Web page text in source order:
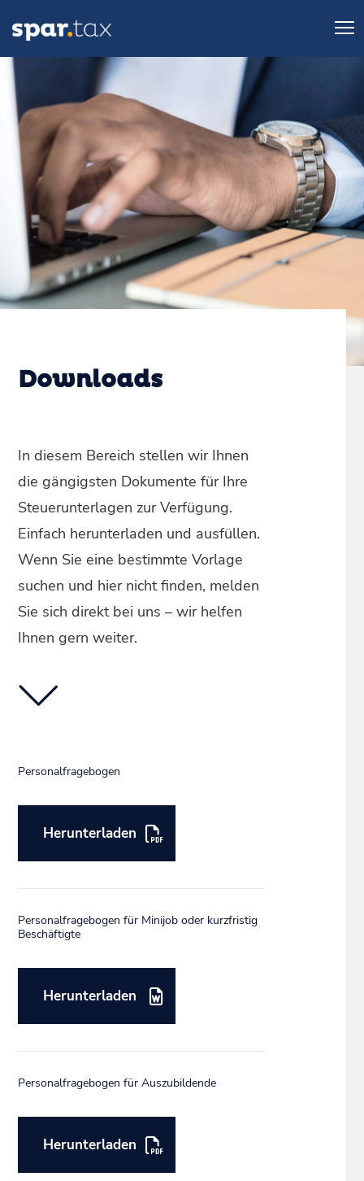
Downloads
In diesem Bereich stellen wir Ihnen
die gängigsten Dokumente für Ihre
Steuerunterlagen zur Verfügung.
Einfach herunterladen und ausfüllen.
Wenn Sie eine bestimmte Vorlage
suchen und hier nicht finden, melden
Sie sich direkt bei uns – wir helfen
Ihnen gern weiter.
Personalfragebogen
Herunterladen
Personalfragebogen für Minijob oder kurzfristig
Beschäftigte
Herunterladen
Personalfragebogen für Auszubildende
Herunterladen